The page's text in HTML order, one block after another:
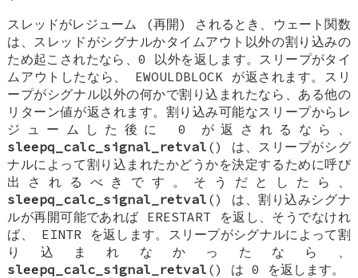
スレッドがレジューム (再開) されるとき、ウェート関数
は、スレッドがシグナルかタイムアウト以外の割り込みの
ため起こされたなら、0 以外を返します。スリープがタイ
ムアウトしたなら、 EWOULDBLOCK が返されます。スリ
ープがシグナル以外の何かで割り込まれたなら、ある他の
リターン値が返されます。割り込み可能なスリープからレ
ジュームした後に 0 が返されるなら、
sleepq_calc_signal_retval () は、スリープがシグ
ナルによって割り込まれたかどうかを決定するために呼び
出されるべきです。そうだとしたら、
sleepq_calc_signal_retval () は、割り込みシグナ
ルが再開可能であれば ERESTART を返し、そうでなけれ
ば、 EINTR を返します。スリープがシグナルによって割
り込まれなかったなら、
sleepq_calc_signal_retval () は 0 を返します。